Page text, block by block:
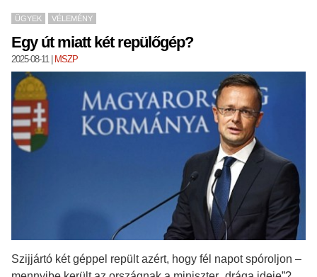
ÜGYEK VÉLEMÉNY
Egy út miatt két repülőgép?
2025-08-11| MSZP
Szijjártó két géppel repült azért, hogy fél napot spóroljon –